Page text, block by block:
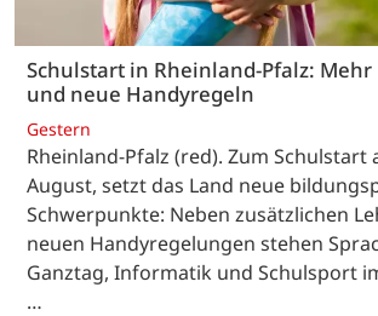
Schulstart in Rheinland-Pfalz:
und neue Handyregeln
Gestern
Rheinland-Pfalz (red). Zum Schulstart
August, setzt das Land neue
Schwerpunkte: Neben zusätzlichen
neuen Handyregelungen stehen
Ganztag, Informatik und Schulsport
…